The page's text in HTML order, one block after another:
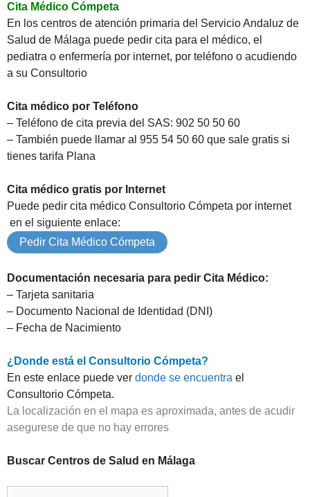
Cita Médico Cómpeta
En los centros de atención primaria del Servicio Andaluz de
Salud de Málaga puede pedir cita para el médico, el
pediatra o enfermería por internet, por teléfono o acudiendo
a su Consultorio
Cita médico por Teléfono
– Teléfono de cita previa del SAS: 902 50 50 60
– También puede llamar al 955 54 50 60 que sale gratis si
tienes tarifa Plana
Cita médico gratis por Internet
Puede pedir cita médico Consultorio Cómpeta por internet
en el siguiente enlace:
Pedir Cita Médico Cómpeta
Documentación necesaria para pedir Cita Médico:
– Tarjeta sanitaria
– Documento Nacional de Identidad (DNI)
– Fecha de Nacimiento
¿Donde está el Consultorio Cómpeta?
En este enlace puede ver donde se encuentra el
Consultorio Cómpeta.
La localización en el mapa es aproximada, antes de acudir
asegurese de que no hay errores
Buscar Centros de Salud en Málaga